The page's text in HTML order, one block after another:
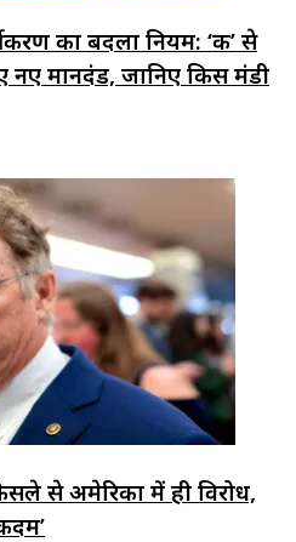
का बदला नियम: ‘क’ से
नए मानदंड, जानिए किस मंडी
से अमेरिका में ही विरोध,